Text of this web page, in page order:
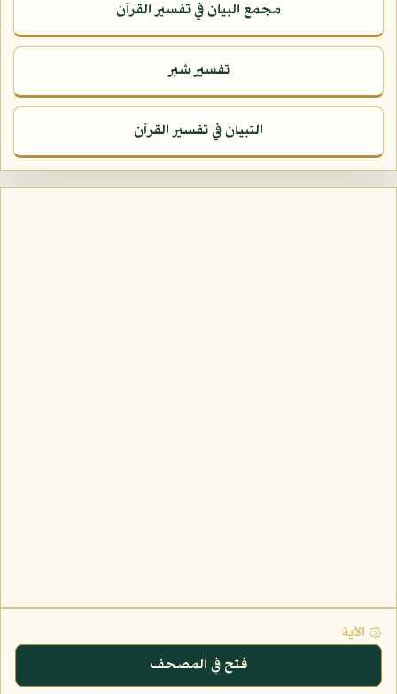
مجمع البيان في تفسير القرآن
تفسير شبر
التبيان في تفسير القرآن
۞ الآية
فتح في المصحف